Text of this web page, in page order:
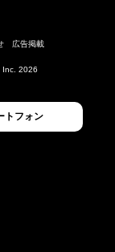
広告掲載
2026
トフォン